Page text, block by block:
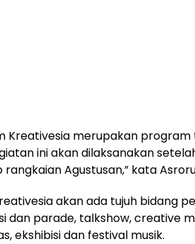
Kreativesia merupakan
ini akan dilaksanakan
Agustusan,” kata
akan ada tujuh bidang
dan parade, talkshow, creative
ekshibisi dan festival musik.